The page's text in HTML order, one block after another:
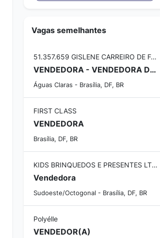
Vagas semelhantes
51.357.659 GISLENE CARREIRO DE FARIAS
VENDEDORA - VENDEDORA DE SHOPPING
Águas Claras - Brasília, DF, BR
FIRST CLASS
VENDEDORA
Brasília, DF, BR
KIDS BRINQUEDOS E PRESENTES LTDA
Vendedora
Sudoeste/Octogonal - Brasília, DF, BR
Polyélle
VENDEDOR(A)